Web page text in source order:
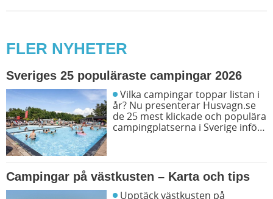
FLER NYHETER
Sveriges 25 populäraste campingar 2026
Vilka campingar toppar listan i
år? Nu presenterar Husvagn.se
de 25 mest klickade och populära
campingplatserna i Sverige inför
favorit redan idag!
Campingar på västkusten – Karta och tips